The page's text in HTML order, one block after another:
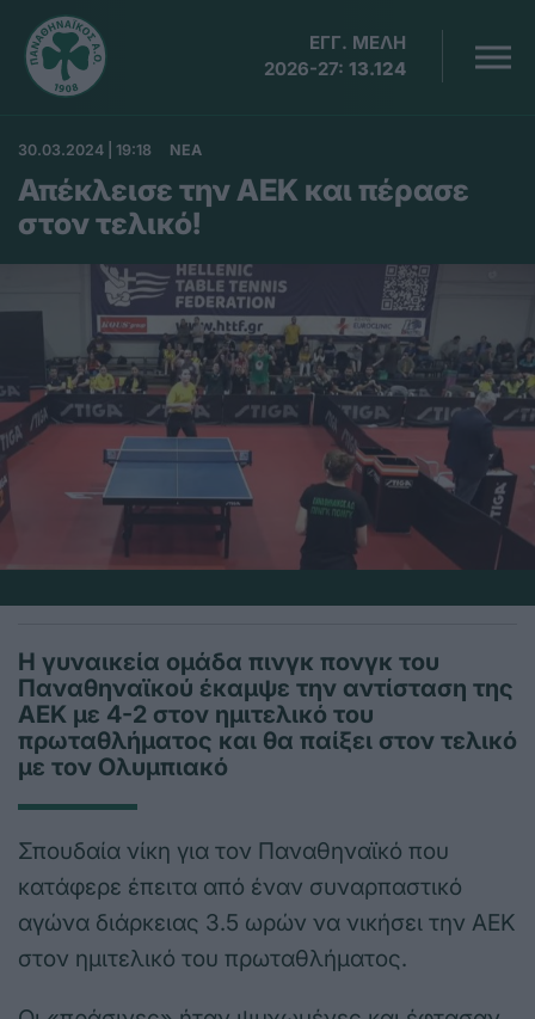
ΕΓΓ. ΜΕΛΗ
2026-27: 13.124
30.03.2024 | 19:18 ΝΕΑ
Απέκλεισε την ΑΕΚ και πέρασε
στον τελικό!
Η γυναικεία ομάδα πινγκ πονγκ του
Παναθηναϊκού έκαμψε την αντίσταση της
ΑΕΚ με 4-2 στον ημιτελικό του
πρωταθλήματος και θα παίξει στον τελικό
με τον Ολυμπιακό
Σπουδαία νίκη για τον Παναθηναϊκό που
κατάφερε έπειτα από έναν συναρπαστικό
αγώνα διάρκειας 3.5 ωρών να νικήσει την ΑΕΚ
στον ημιτελικό του πρωταθλήματος.